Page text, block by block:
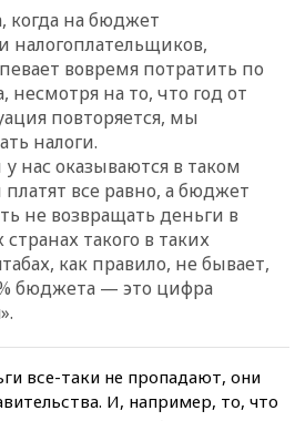
когда на бюджет
налогоплательщиков,
вовремя потратить по
несмотря на то, что год от
повторяется, мы
налоги.
нас оказываются в таком
все равно, а бюджет
не возвращать деньги в
такого в таких
как правило, не бывает,
бюджета — это цифра
все-таки не пропадают, они
И, например, то, что